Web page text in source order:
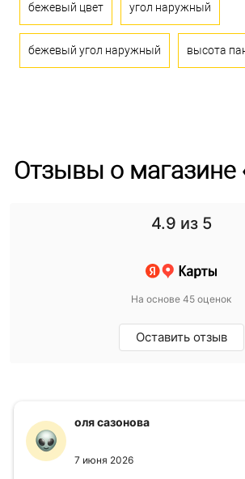
бежевый цвет угол наружный
бежевый угол наружный высота
Отзывы о магазине
4.9 из 5
На основе 45 оценок
Оставить отзыв
оля сазонова
7 июня 2026